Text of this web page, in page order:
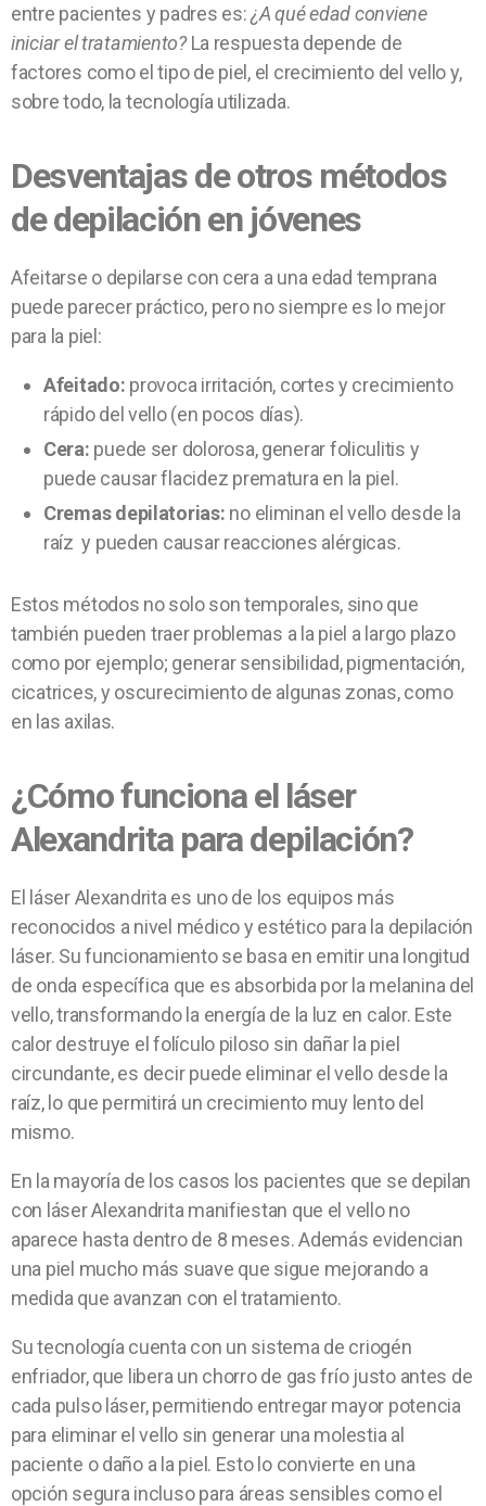
entre pacientes y padres es:¿A qué edad conviene
iniciar el tratamiento?La respuesta depende de
factores como el tipo de piel, el crecimiento del vello y,
sobre todo, la tecnología utilizada.
Desventajas de otros métodos
de depilación en jóvenes
Afeitarse o depilarse con cera a una edad temprana
puede parecer práctico, pero no siempre es lo mejor
para la piel:
Afeitado: provoca irritación, cortes y crecimiento
rápido del vello (en pocos días).
Cera: puede ser dolorosa, generar foliculitis y
puede causar flacidez prematura en la piel.
Cremas depilatorias: no eliminan el vello desde la
raíz y pueden causar reacciones alérgicas.
Estos métodos no solo son temporales, sino que
también pueden traer problemas a la piel a largo plazo
como por ejemplo; generar sensibilidad, pigmentación,
cicatrices, y oscurecimiento de algunas zonas, como
en las axilas.
¿Cómo funciona el láser
Alexandrita para depilación?
El láser Alexandrita es uno de los equipos más
reconocidos a nivel médico y estético para la depilación
láser. Su funcionamiento se basa en emitir una longitud
de onda específica que es absorbida por la melanina del
vello, transformando la energía de la luz en calor. Este
calor destruye el folículo piloso sin dañar la piel
circundante, es decir puede eliminar el vello desde la
raíz, lo que permitirá un crecimiento muy lento del
mismo.
En la mayoría de los casos los pacientes que se depilan
con láser Alexandrita manifiestan que el vello no
aparece hasta dentro de 8 meses. Además evidencian
una piel mucho más suave que sigue mejorando a
medida que avanzan con el tratamiento.
Su tecnología cuenta con un sistema de criogén
enfriador, que libera un chorro de gas frío justo antes de
cada pulso láser, permitiendo entregar mayor potencia
para eliminar el vello sin generar una molestia al
paciente o daño a la piel. Esto lo convierte en una
opción segura incluso para áreas sensibles como el